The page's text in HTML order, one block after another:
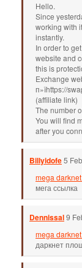
Hello.
Since
working with
instantly.
In order to
website and
this is
Exchange
п»їhttps://
(affiliate link)
The number
You will find
after you
Billyidofe5
mega
мега ссылка
Dennissal9
mega
даркнет